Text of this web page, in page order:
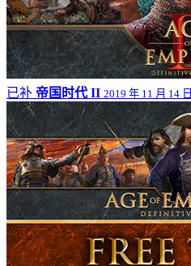
已补 帝国时代 II 2019 年 11 月 14 日